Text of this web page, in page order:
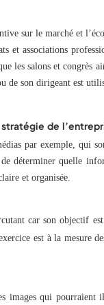
sur le marché et
et associations
les salons et congrès
de son dirigeant est
stratégie de
par exemple, qui
déterminer quelle
et organisée.
car son objectif
est à la mesure
images qui pourraient